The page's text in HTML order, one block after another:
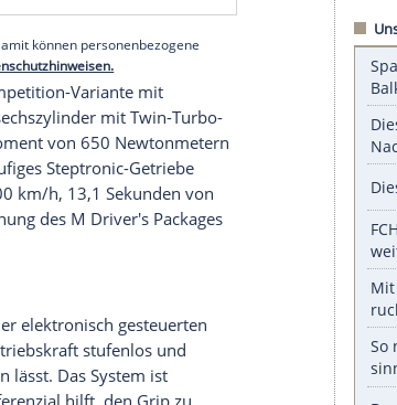
sich über die Seitenschweller ziehende
Abschluss. Hier sitzt der ziemlich kastig
zählenden und jeweils 100
gesteuerten Klappen-Auspuffs
verzichtet das neue M4 Cabrio
eingebundenen Inhalt von Glomex GmbH
und auch wieder deaktivieren.